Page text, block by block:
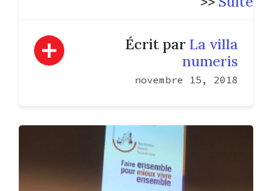
Écrit par La villa
numeris
novembre 15, 2018